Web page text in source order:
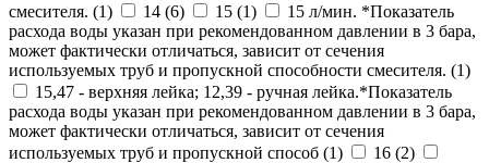
смесителя. (1) 14 (6) 15 (1)
15 л/мин. *Показатель
расхода воды указан при рекомендованном давлении в 3 бара,
может фактически отличаться, зависит от сечения
используемых труб и пропускной способности смесителя. (1)
15,47 - верхняя лейка; 12,39 - ручная лейка.*Показатель
расхода воды указан при рекомендованном давлении в 3 бара,
может фактически отличаться, зависит от сечения
используемых труб и пропускной способ (1) 16 (2)